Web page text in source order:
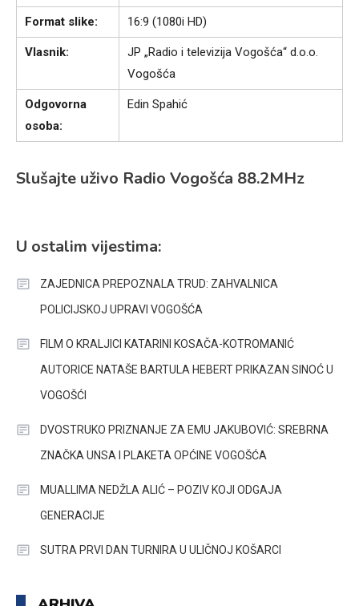
Format slike: 16:9 (1080i HD)
Vlasnik:
JP „Radio i televizija Vogošća“ d.o.o.
Vogošća
Odgovorna
osoba:
Edin Spahić
Slušajte uživo Radio Vogošća 88.2MHz
U ostalim vijestima:
ZAJEDNICA PREPOZNALA TRUD: ZAHVALNICA
POLICIJSKOJ UPRAVI VOGOŠĆA
FILM O KRALJICI KATARINI KOSAČA-KOTROMANIĆ
AUTORICE NATAŠE BARTULA HEBERT PRIKAZAN SINOĆ U
VOGOŠĆI
DVOSTRUKO PRIZNANJE ZA EMU JAKUBOVIĆ: SREBRNA
ZNAČKA UNSA I PLAKETA OPĆINE VOGOŠĆA
MUALLIMA NEDŽLA ALIĆ – POZIV KOJI ODGAJA
GENERACIJE
SUTRA PRVI DAN TURNIRA U ULIČNOJ KOŠARCI